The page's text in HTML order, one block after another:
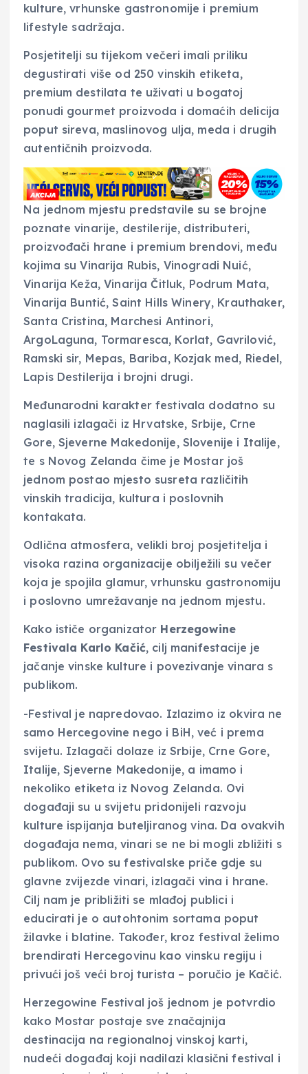
kulture, vrhunske gastronomije i premium
lifestyle sadržaja.
Posjetitelji su tijekom večeri imali priliku
degustirati više od 250 vinskih etiketa,
premium destilata te uživati u bogatoj
ponudi gourmet proizvoda i domaćih delicija
poput sireva, maslinovog ulja, meda i drugih
autentičnih proizvoda.
Na jednom mjestu predstavile su se brojne
poznate vinarije, destilerije, distributeri,
proizvođači hrane i premium brendovi, među
kojima su Vinarija Rubis, Vinogradi Nuić,
Vinarija Keža, Vinarija Čitluk, Podrum Mata,
Vinarija Buntić, Saint Hills Winery, Krauthaker,
Santa Cristina, Marchesi Antinori,
ArgoLaguna, Tormaresca, Korlat, Gavrilović,
Ramski sir, Mepas, Bariba, Kozjak med, Riedel,
Lapis Destilerija i brojni drugi.
Međunarodni karakter festivala dodatno su
naglasili izlagači iz Hrvatske, Srbije, Crne
Gore, Sjeverne Makedonije, Slovenije i Italije,
te s Novog Zelanda čime je Mostar još
jednom postao mjesto susreta različitih
vinskih tradicija, kultura i poslovnih
kontakata.
Odlična atmosfera, velikli broj posjetitelja i
visoka razina organizacije obilježili su večer
koja je spojila glamur, vrhunsku gastronomiju
i poslovno umrežavanje na jednom mjestu.
Kako ističe organizator Herzegowine
Festivala Karlo Kačić, cilj manifestacije je
jačanje vinske kulture i povezivanje vinara s
publikom.
-Festival je napredovao. Izlazimo iz okvira ne
samo Hercegovine nego i BiH, već i prema
svijetu. Izlagači dolaze iz Srbije, Crne Gore,
Italije, Sjeverne Makedonije, a imamo i
nekoliko etiketa iz Novog Zelanda. Ovi
događaji su u svijetu pridonijeli razvoju
kulture ispijanja buteljiranog vina. Da ovakvih
događaja nema, vinari se ne bi mogli zbližiti s
publikom. Ovo su festivalske priče gdje su
glavne zvijezde vinari, izlagači vina i hrane.
Cilj nam je približiti se mlađoj publici i
educirati je o autohtonim sortama poput
žilavke i blatine. Također, kroz festival želimo
brendirati Hercegovinu kao vinsku regiju i
privući još veći broj turista – poručio je Kačić.
Herzegowine Festival još jednom je potvrdio
kako Mostar postaje sve značajnija
destinacija na regionalnoj vinskoj karti,
nudeći događaj koji nadilazi klasični festival i